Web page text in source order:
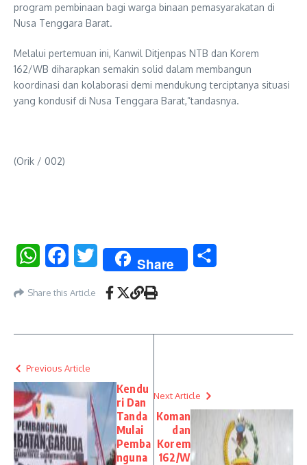
program pembinaan bagi warga binaan pemasyarakatan di
Nusa Tenggara Barat.
Melalui pertemuan ini, Kanwil Ditjenpas NTB dan Korem
162/WB diharapkan semakin solid dalam membangun
koordinasi dan kolaborasi demi mendukung terciptanya situasi
yang kondusif di Nusa Tenggara Barat,”tandasnya.
(Orik / 002)
WhatsAppFacebookTwitter Share
Share this Article
Previous Article
Kendu
ri Dan
Tanda
Mulai
Pemba
nguna
Next Article
Koman
dan
Korem
162/W